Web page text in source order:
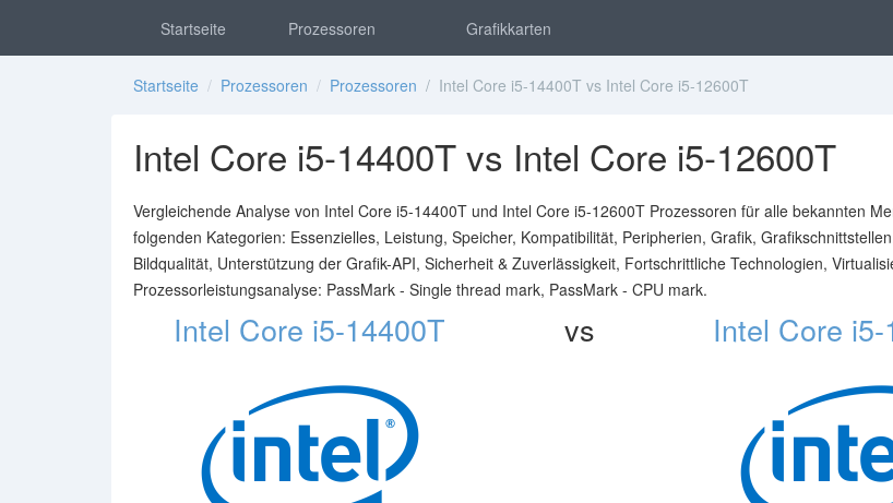
Startseite Prozessoren Grafikkarten
Startseite / Prozessoren / Prozessoren / Intel Core i5-14400T vs Intel Core i5-12600T
Intel Core i5-14400T vs Intel Core i5-12600T
Vergleichende Analyse von Intel Core i5-14400T und Intel Core i5-12600T Prozessoren für alle bekannten
folgenden Kategorien: Essenzielles, Leistung, Speicher, Kompatibilität, Peripherien, Grafik,
Bildqualität, Unterstützung der Grafik-API, Sicherheit & Zuverlässigkeit, Fortschrittliche Technologien,
Prozessorleistungsanalyse: PassMark - Single thread mark, PassMark - CPU mark.
Intel Core i5-14400T vs Intel Core